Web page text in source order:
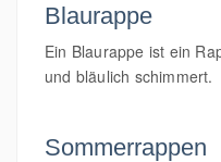
Blaurappe
Ein Blaurappe ist ein
und bläulich schimmert.
Sommerrappen